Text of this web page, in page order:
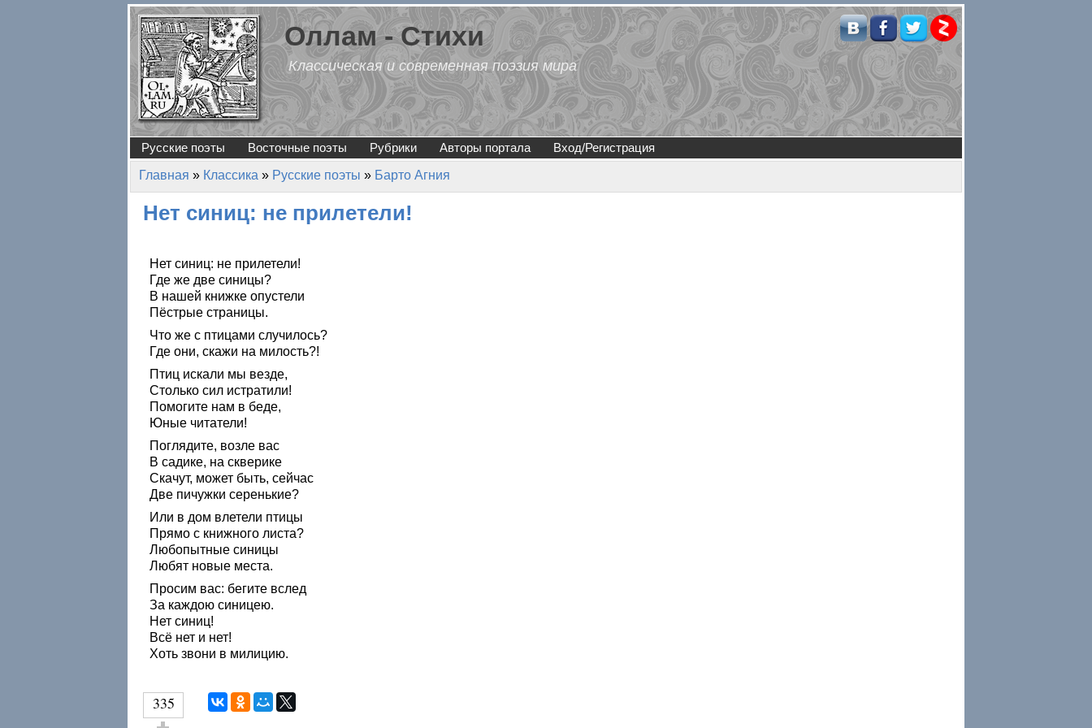
Перейти к основному содержанию
Оллам - Стихи
Классическая и современная поэзия мира
Русские поэты Восточные поэты Рубрики Авторы портала Вход/Регистрация
Вы здесь
Главная » Классика » Русские поэты » Барто Агния
Нет синиц: не прилетели!
Нет синиц: не прилетели!
Где же две синицы?
В нашей книжке опустели
Пёстрые страницы.
Что же с птицами случилось?
Где они, скажи на милость?!
Птиц искали мы везде,
Столько сил истратили!
Помогите нам в беде,
Юные читатели!
Поглядите, возле вас
В садике, на скверике
Скачут, может быть, сейчас
Две пичужки серенькие?
Или в дом влетели птицы
Прямо с книжного листа?
Любопытные синицы
Любят новые места.
Просим вас: бегите вслед
За каждою синицею.
Нет синиц!
Всё нет и нет!
Хоть звони в милицию.
335